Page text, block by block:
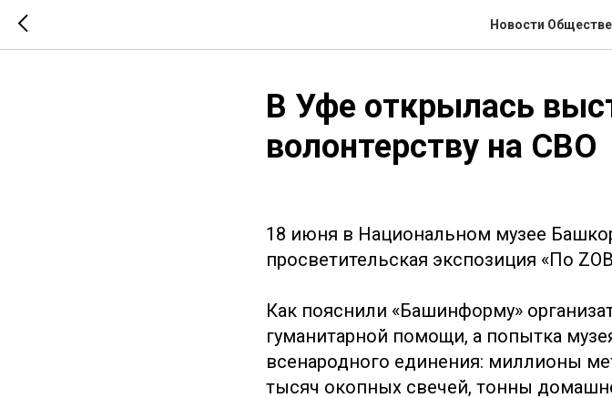
Новости
В Уфе открылась
волонтерству на СВО
18 июня в Национальном музее
просветительская экспозиция «По
Как пояснили «Башинформу»
гуманитарной помощи, а попытка
всенародного единения: миллионы
тысяч окопных свечей, тонны